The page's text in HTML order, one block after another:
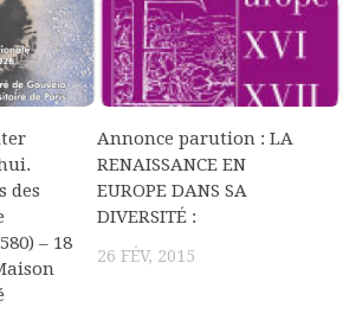
des
– 18
Annonce parution : LA
RENAISSANCE EN
EUROPE DANS SA
DIVERSITÉ :
26 FÉV, 2015